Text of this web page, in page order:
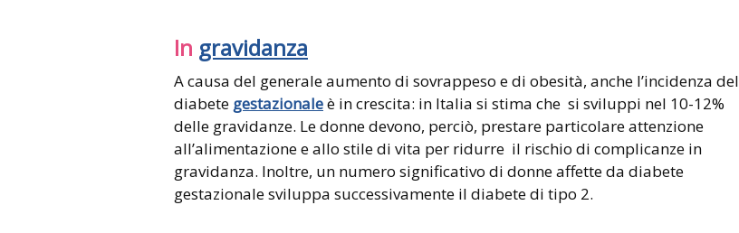
In gravidanza
A causa del generale aumento di sovrappeso e di obesità, anche l’incidenza del
diabete gestazionaleè in crescita: in Italia si stima che si sviluppi nel 10-12%
delle gravidanze. Le donne devono, perciò, prestare particolare attenzione
all’alimentazione e allo stile di vita per ridurre il rischio di complicanze in
gravidanza. Inoltre, un numero significativo di donne affette da diabete
gestazionale sviluppa successivamente il diabete di tipo 2.